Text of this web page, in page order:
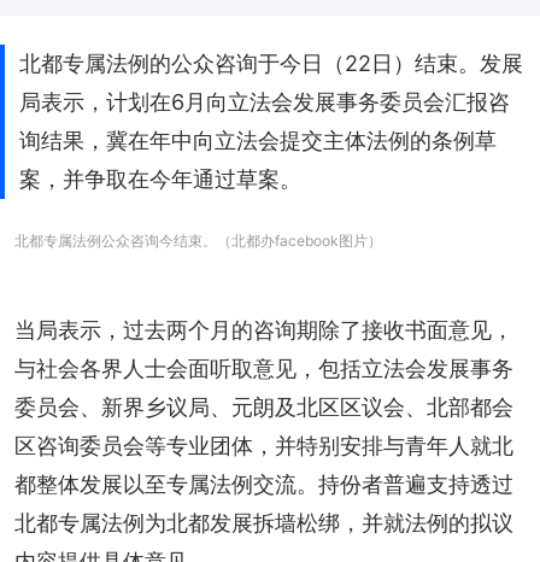
北都专属法例的公众咨询于今日（22日）结束。发展
局表示，计划在6月向立法会发展事务委员会汇报咨
询结果，冀在年中向立法会提交主体法例的条例草
案，并争取在今年通过草案。
北都专属法例公众咨询今结束。（北都办facebook图片）
当局表示，过去两个月的咨询期除了接收书面意见，
与社会各界人士会面听取意见，包括立法会发展事务
委员会、新界乡议局、元朗及北区区议会、北部都会
区咨询委员会等专业团体，并特别安排与青年人就北
都整体发展以至专属法例交流。持份者普遍支持透过
北都专属法例为北都发展拆墙松绑，并就法例的拟议